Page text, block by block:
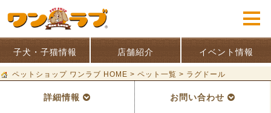
子犬・子猫情報 店舗紹介 イベント情報
ペットショップ ワンラブ HOME > ペット一覧 > ラグドール
詳細情報 お問い合わせ